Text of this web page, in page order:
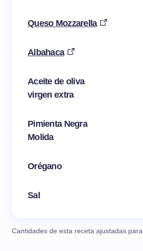
Queso Mozzarella
Albahaca
Aceite de oliva
virgen extra
Pimienta Negra
Molida
Orégano
Sal
Cantidades de esta receta ajustadas para